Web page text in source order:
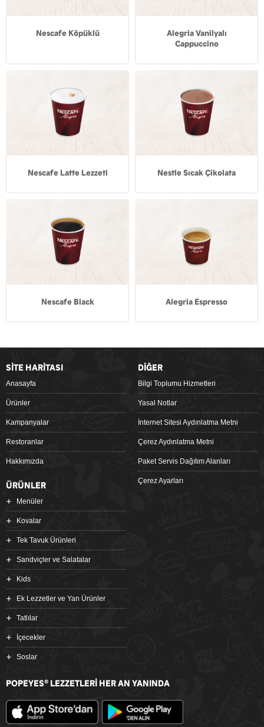
Nescafe Köpüklü
Alegria Vanilyalı
Cappuccino
Nescafe Latte Lezzeti Nestle Sıcak Çikolata
Nescafe Black Alegria Espresso
SİTE HARİTASI
Anasayfa
Ürünler
Kampanyalar
Restoranlar
Hakkımızda
DİĞER
Bilgi Toplumu Hizmetleri
Yasal Notlar
İnternet Sitesi Aydınlatma Metni
Çerez Aydınlatma Metni
Paket Servis Dağıtım Alanları
Çerez Ayarları
ÜRÜNLER
Menüler
Kovalar
Tek Tavuk Ürünleri
Sandviçler ve Salatalar
Kids
Ek Lezzetler ve Yan Ürünler
Tatlılar
İçecekler
Soslar
POPEYES® LEZZETLERİ HER AN YANINDA